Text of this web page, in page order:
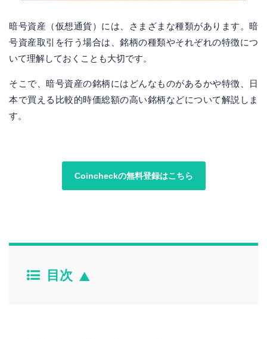
暗号資産（仮想通貨）には、さまざまな種類があります。暗
号資産取引を行う場合は、銘柄の種類やそれぞれの特徴につ
いて理解しておくことも大切です。
そこで、暗号資産の銘柄にはどんなものがあるかや特徴、日
本で買える比較的時価総額の高い銘柄などについて解説しま
す。
Coincheckの無料登録はこちら
目次